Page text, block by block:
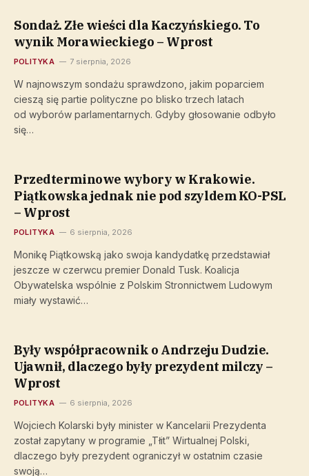
Sondaż. Złe wieści dla Kaczyńskiego. To
wynik Morawieckiego – Wprost
POLITYKA 7 sierpnia, 2026
W najnowszym sondażu sprawdzono, jakim poparciem
cieszą się partie polityczne po blisko trzech latach
od wyborów parlamentarnych. Gdyby głosowanie odbyło
się…
Przedterminowe wybory w Krakowie.
Piątkowska jednak nie pod szyldem KO-PSL
– Wprost
POLITYKA 6 sierpnia, 2026
Monikę Piątkowską jako swoja kandydatkę przedstawiał
jeszcze w czerwcu premier Donald Tusk. Koalicja
Obywatelska wspólnie z Polskim Stronnictwem Ludowym
miały wystawić…
Były współpracownik o Andrzeju Dudzie.
Ujawnił, dlaczego były prezydent milczy –
Wprost
POLITYKA 6 sierpnia, 2026
Wojciech Kolarski były minister w Kancelarii Prezydenta
został zapytany w programie „Tłit” Wirtualnej Polski,
dlaczego były prezydent ograniczył w ostatnim czasie
swoją…